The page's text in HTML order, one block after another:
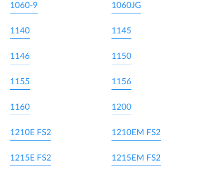
1060-9 1060JG
1140 1145
1146 1150
1155 1156
1160 1200
1210E FS2 1210EM FS2
1215E FS2 1215EM FS2